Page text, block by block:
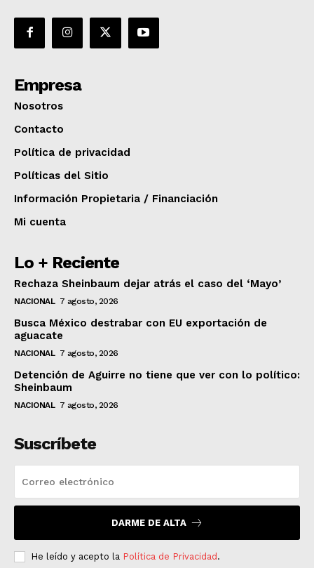
Empresa
Nosotros
Contacto
Política de privacidad
Políticas del Sitio
Información Propietaria / Financiación
Mi cuenta
Lo + Reciente
Rechaza Sheinbaum dejar atrás el caso del ‘Mayo’
NACIONAL 7 agosto, 2026
Busca México destrabar con EU exportación de
aguacate
NACIONAL 7 agosto, 2026
Detención de Aguirre no tiene que ver con lo político:
Sheinbaum
NACIONAL 7 agosto, 2026
Suscríbete
DARME DE ALTA
He leído y acepto la Política de Privacidad .